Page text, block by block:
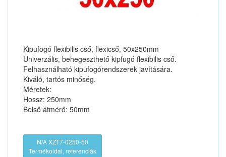
Kipufogó flexibilis cső, flexicső, 50x250mm
Univerzális, behegeszthető kipfugó flexibilis cső.
Felhasználható kipufogórendszerek javítására.
Kiváló, tartós minőség.
Méretek:
Hossz: 250mm
Belső átmérő: 50mm
N/A XZ17-0250-50
Termékoldal, referenciák